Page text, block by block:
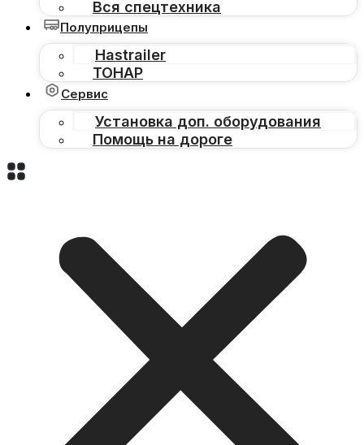
Вся спецтехника
Полуприцепы
Hastrailer
ТОНАР
Сервис
Установка доп. оборудования
Помощь на дороге